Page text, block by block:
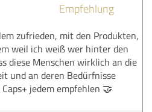
Empfehlung
zufrieden, mit den Produkten,
weil ich weiß wer hinter den
diese Menschen wirklich an die
und an deren Bedürfnisse
jedem empfehlen 🤝